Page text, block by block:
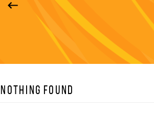
Nothing Found